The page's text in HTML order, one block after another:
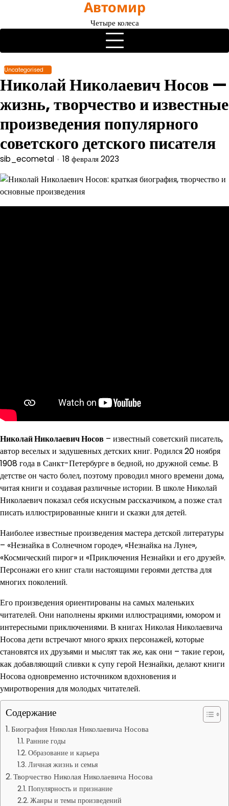
содержимому
Автомир
Четыре колеса
Uncategorised
Николай Николаевич Носов —
жизнь, творчество и известные
произведения популярного
советского детского писателя
sib_ecometal 18 февраля 2023
Николай Николаевич Носов – известный советский писатель,
автор веселых и задушевных детских книг. Родился 20 ноября
1908 года в Санкт-Петербурге в бедной, но дружной семье. В
детстве он часто болел, поэтому проводил много времени дома,
читая книги и создавая различные истории. В школе Николай
Николаевич показал себя искусным рассказчиком, а позже стал
писать иллюстрированные книги и сказки для детей.
Наиболее известные произведения мастера детской литературы
– «Незнайка в Солнечном городе», «Незнайка на Луне»,
«Космический пирог» и «Приключения Незнайки и его друзей».
Персонажи его книг стали настоящими героями детства для
многих поколений.
Его произведения ориентированы на самых маленьких
читателей. Они наполнены яркими иллюстрациями, юмором и
интересными приключениями. В книгах Николая Николаевича
Носова дети встречают много ярких персонажей, которые
становятся их друзьями и мыслят так же, как они – такие герои,
как добавляющий сливки к супу герой Незнайки, делают книги
Носова одновременно источником вдохновения и
умиротворения для молодых читателей.
Содержание
Биография Николая Николаевича Носова
Ранние годы
Образование и карьера
Личная жизнь и семья
Творчество Николая Николаевича Носова
Популярность и признание
Жанры и темы произведений